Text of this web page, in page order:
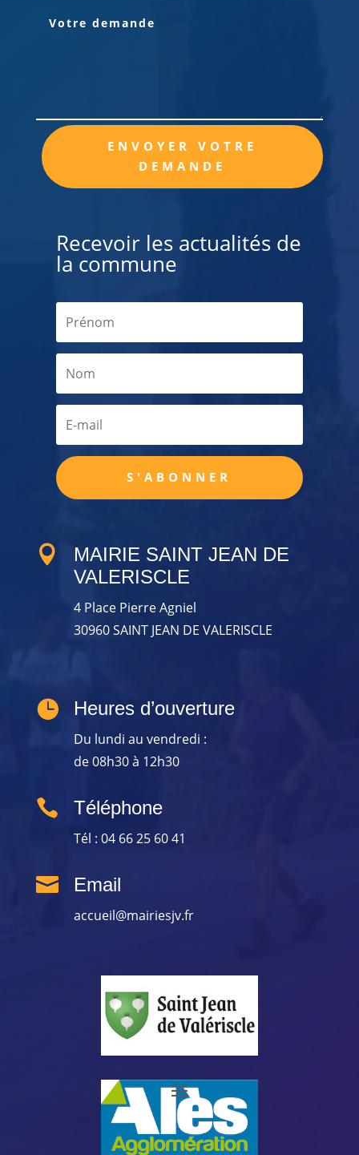
ENVOYER VOTRE
DEMANDE
Alternative:
Recevoir les actualités de
la commune
S'ABONNER

MAIRIE SAINT JEAN DE
VALERISCLE
4 Place Pierre Agniel
30960 SAINT JEAN DE VALERISCLE
 Heures d’ouverture
Du lundi au vendredi :
de 08h30 à 12h30
 Téléphone
Tél : 04 66 25 60 41
 Email
accueil@mairiesjv.fr